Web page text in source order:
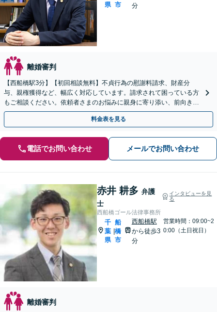
県 市
分
離婚審判
【西船橋駅3分】【初回相談無料】不貞行為の慰謝料請求、財産分
与、親権獲得など、幅広く対応しています。請求されて困っている方
もご相談ください。依頼者さまのお悩みに親身に寄り添い、前向きな
一歩を踏み出せるように全力でサポートします。
料金表を見る
電話でお問い合わせ メールでお問い合わせ
赤井 耕多 弁護
士
インタビューを見
る
西船橋ゴール法律事務所
千
葉
県
|
船
橋
市
西船橋駅
から徒歩3
分
営業時間：09:00~2
0:00（土日祝日）
離婚審判